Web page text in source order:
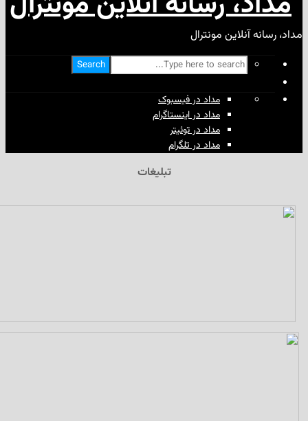
مونترال
Search
مداد در فیسبوک
مداد در اینستاگرام
مداد در توئیتر
مداد در تلگرام